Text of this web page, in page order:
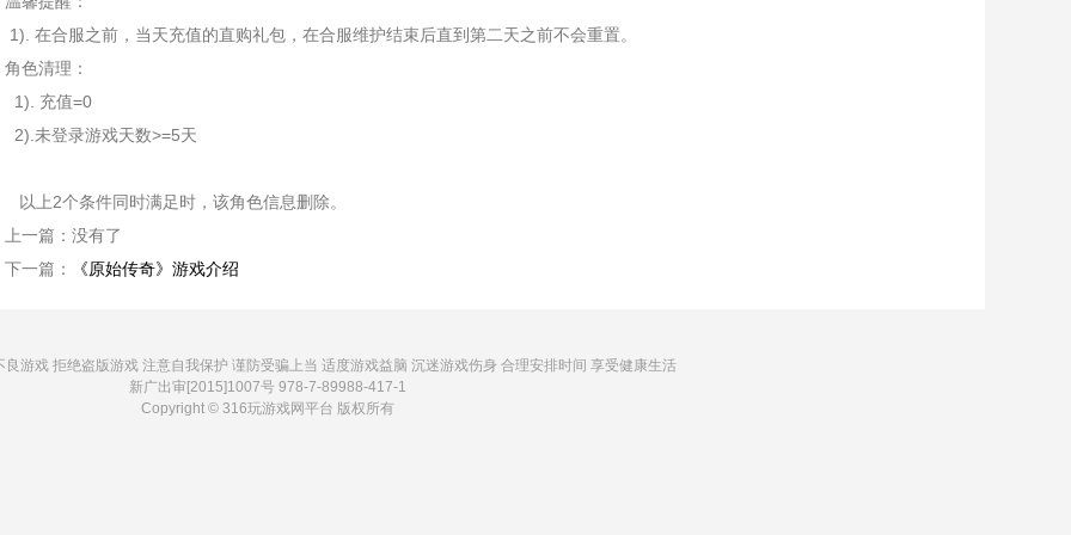
1). 在合服之前，当天充值的直购礼包，在合服维护结束后直到第二天之前不会重置。
角色清理：
1). 充值=0
2).未登录游戏天数>=5天
以上2个条件同时满足时，该角色信息删除。
上一篇： 没有了
下一篇：
《原始传奇》游戏介绍
游戏 拒绝盗版游戏 注意自我保护 谨防受骗上当 适度游戏益脑 沉迷游戏伤身 合理安排时间 享受健康生活
新广出审[2015]1007号 978-7-89988-417-1
Copyright © 316玩游戏网平台 版权所有